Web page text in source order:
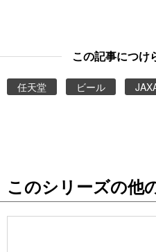
この記事につけ
任天堂 ビール
このシリーズの他